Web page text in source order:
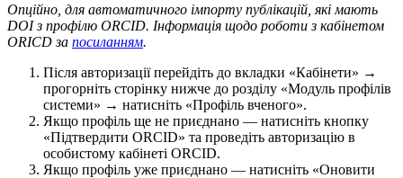
Опційно, для автоматичного імпорту публікацій, які мають
DOI з профілю ORCID. Інформація щодо роботи з кабінетом
ORICD за посиланням.
Після авторизації перейдіть до вкладки «Кабінети» →
прогорніть сторінку нижче до розділу «Модуль профілів
системи» → натисніть «Профіль вченого».
Якщо профіль ще не приєднано — натисніть кнопку
«Підтвердити ORCID» та проведіть авторизацію в
особистому кабінеті ORCID.
Якщо профіль уже приєднано — натисніть «Оновити